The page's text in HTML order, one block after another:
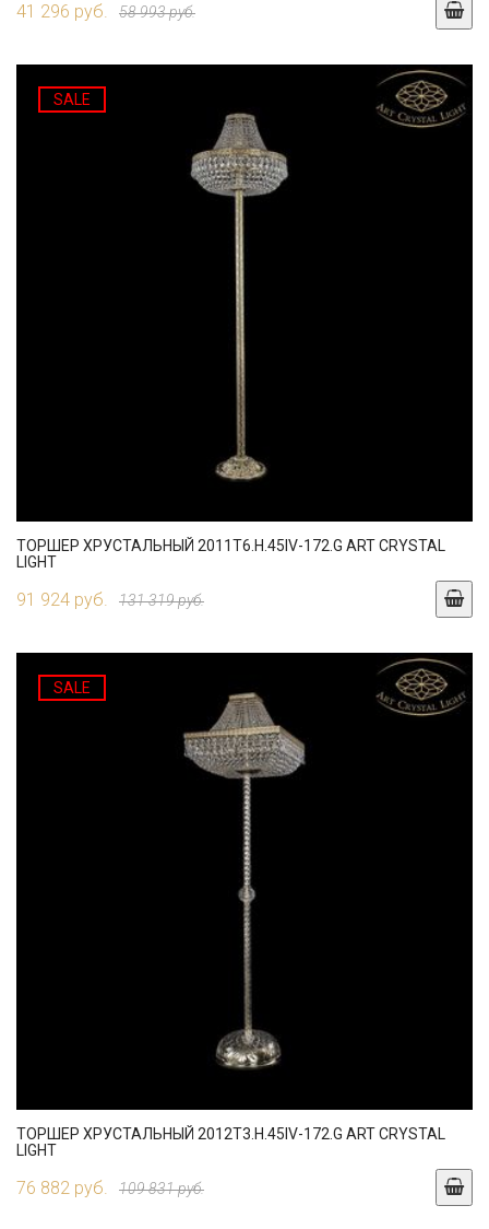
41 296 руб. 58 993 руб.
SALE
ТОРШЕР ХРУСТАЛЬНЫЙ 2011T6.H.45IV-172.G ART CRYSTAL
LIGHT
91 924 руб. 131 319 руб.
SALE
ТОРШЕР ХРУСТАЛЬНЫЙ 2012T3.H.45IV-172.G ART CRYSTAL
LIGHT
76 882 руб. 109 831 руб.